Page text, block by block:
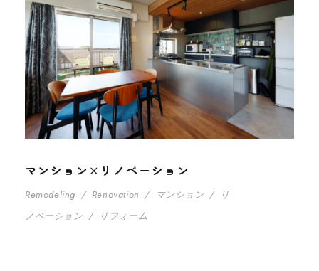
マンション×リノベーション
Remodeling / Renovation / マンション /
リ
ノベーション / リフォーム